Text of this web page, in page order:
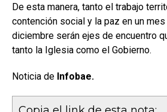
De esta manera, tanto el trabajo
contención social y la paz en un
diciembre serán ejes de encuentro
tanto la Iglesia como el Gobierno.
Noticia de Infobae.